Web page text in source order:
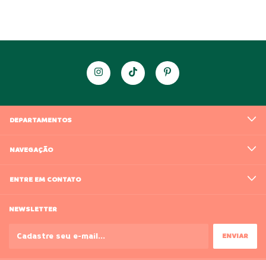
DEPARTAMENTOS
NAVEGAÇÃO
ENTRE EM CONTATO
NEWSLETTER